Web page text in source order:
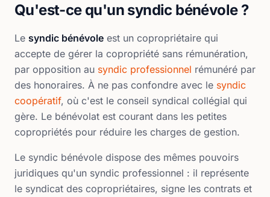
Qu'est-ce qu'un syndic bénévole ?
Le syndic bénévole est un copropriétaire qui
accepte de gérer la copropriété sans rémunération,
par opposition au syndic professionnel rémunéré par
des honoraires. À ne pas confondre avec le syndic
coopératif, où c'est le conseil syndical collégial qui
gère. Le bénévolat est courant dans les petites
copropriétés pour réduire les charges de gestion.
Le syndic bénévole dispose des mêmes pouvoirs
juridiques qu'un syndic professionnel : il représente
le syndicat des copropriétaires, signe les contrats et